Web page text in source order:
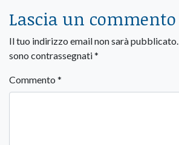
Lascia un commento
Il tuo indirizzo email non sarà pubblicato.
sono contrassegnati*
Commento *